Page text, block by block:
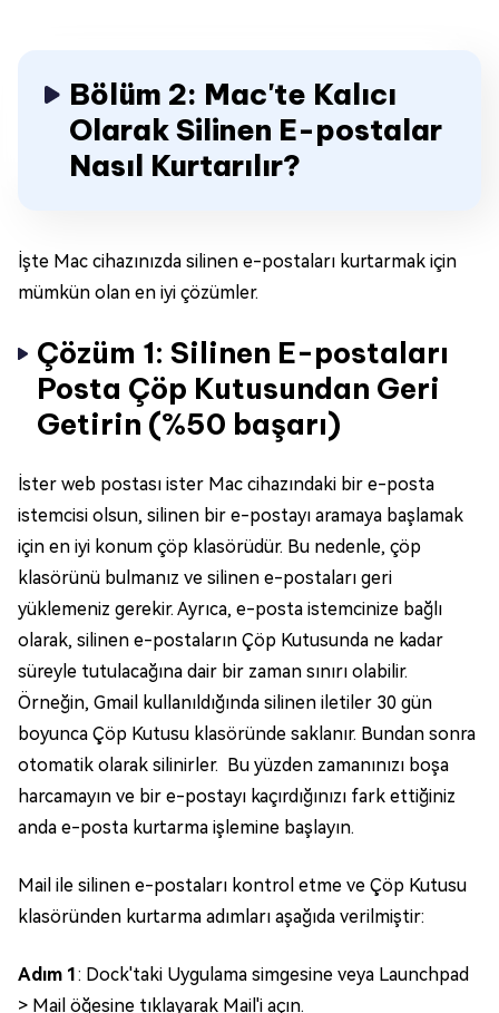
Bölüm 2: Mac'te Kalıcı
Olarak Silinen E-postalar
Nasıl Kurtarılır?
İşte Mac cihazınızda silinen e-postaları kurtarmak için
mümkün olan en iyi çözümler.
Çözüm 1: Silinen E-postaları
Posta Çöp Kutusundan Geri
Getirin (%50 başarı)
İster web postası ister Mac cihazındaki bir e-posta
istemcisi olsun, silinen bir e-postayı aramaya başlamak
için en iyi konum çöp klasörüdür. Bu nedenle, çöp
klasörünü bulmanız ve silinen e-postaları geri
yüklemeniz gerekir. Ayrıca, e-posta istemcinize bağlı
olarak, silinen e-postaların Çöp Kutusunda ne kadar
süreyle tutulacağına dair bir zaman sınırı olabilir.
Örneğin, Gmail kullanıldığında silinen iletiler 30 gün
boyunca Çöp Kutusu klasöründe saklanır. Bundan sonra
otomatik olarak silinirler. Bu yüzden zamanınızı boşa
harcamayın ve bir e-postayı kaçırdığınızı fark ettiğiniz
anda e-posta kurtarma işlemine başlayın.
Mail ile silinen e-postaları kontrol etme ve Çöp Kutusu
klasöründen kurtarma adımları aşağıda verilmiştir:
Adım 1 : Dock'taki Uygulama simgesine veya Launchpad
> Mail öğesine tıklayarak Mail'i açın.